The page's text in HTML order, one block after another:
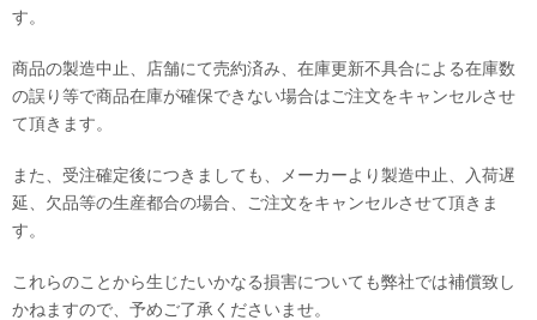
す。
商品の製造中止、店舗にて売約済み、在庫更新不具合による在庫数
の誤り等で商品在庫が確保できない場合はご注文をキャンセルさせ
て頂きます。
また、受注確定後につきましても、メーカーより製造中止、入荷遅
延、欠品等の生産都合の場合、ご注文をキャンセルさせて頂きま
す。
これらのことから生じたいかなる損害についても弊社では補償致し
かねますので、予めご了承くださいませ。